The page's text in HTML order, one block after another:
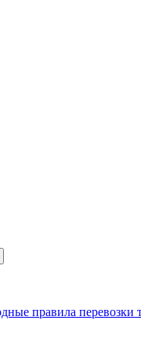
правила перевозки